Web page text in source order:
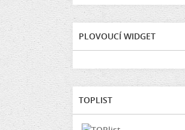
PLOVOUCÍ WIDGET
TOPLIST